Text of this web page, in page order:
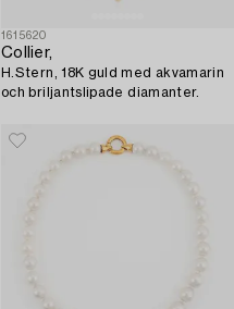
1615620
Collier,
H.Stern, 18K guld med akvamarin
och briljantslipade diamanter.